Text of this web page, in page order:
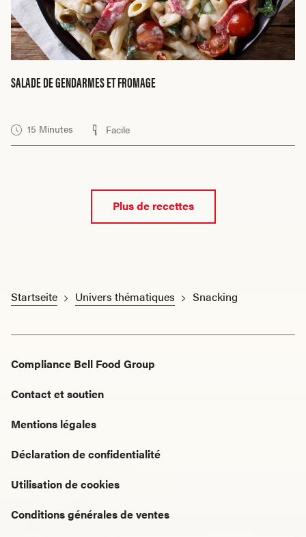
SALADE DE GENDARMES ET FROMAGE
15 Minutes Facile
Plus de recettes
Startseite Univers thématiques Snacking
Compliance Bell Food Group
Contact et soutien
Mentions légales
Déclaration de confidentialité
Utilisation de cookies
Conditions générales de ventes